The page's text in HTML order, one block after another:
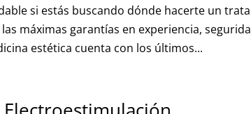
si estás buscando dónde hacerte un
máximas garantías en experiencia,
estética cuenta con los últimos...